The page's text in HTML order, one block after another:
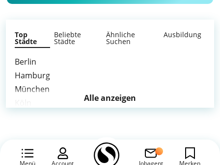
Menü Account Jobagent Merken
Top
Städte
Beliebte
Städte
Ähnliche
Suchen
Ausbildung
Berlin
Hamburg
München
Bonn
Alle anzeigen